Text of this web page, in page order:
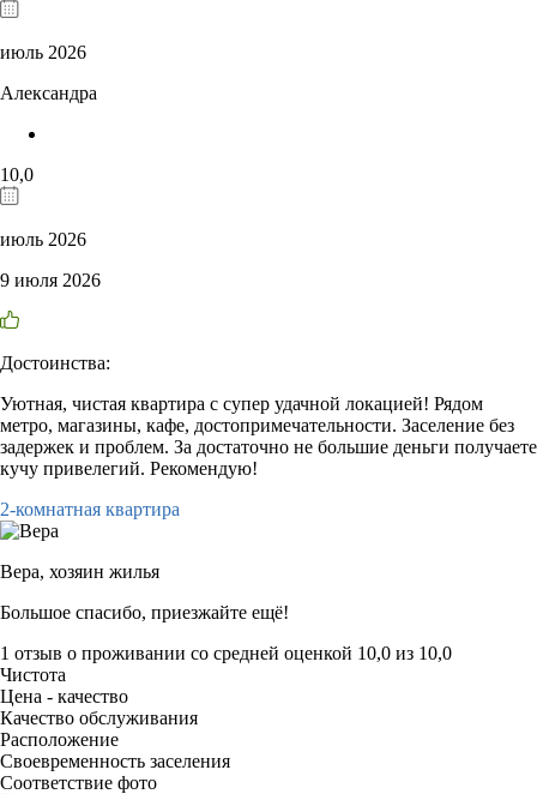
июль 2026
Александра
10,0
июль 2026
9 июля 2026
Достоинства:
Уютная, чистая квартира с супер удачной локацией! Рядом
метро, магазины, кафе, достопримечательности. Заселение без
задержек и проблем. За достаточно не большие деньги получаете
кучу привелегий. Рекомендую!
2-комнатная квартира
Вера, хозяин жилья
Большое спасибо, приезжайте ещё!
1 отзыв о проживании со средней оценкой 10,0 из 10,0
Чистота
Цена - качество
Качество обслуживания
Расположение
Своевременность заселения
Соответствие фото